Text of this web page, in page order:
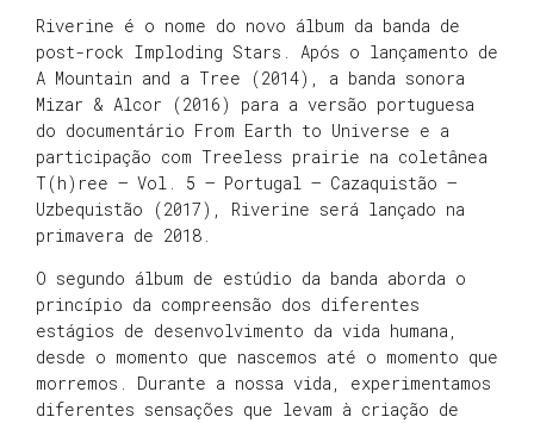
Riverine é o nome do novo álbum da banda de
post-rock Imploding Stars. Após o lançamento de
A Mountain and a Tree (2014), a banda sonora
Mizar & Alcor (2016) para a versão portuguesa
do documentário From Earth to Universe e a
participação com Treeless prairie na coletânea
T(h)ree – Vol. 5 – Portugal – Cazaquistão –
Uzbequistão (2017), Riverine será lançado na
primavera de 2018.
O segundo álbum de estúdio da banda aborda o
princípio da compreensão dos diferentes
estágios de desenvolvimento da vida humana,
desde o momento que nascemos até o momento que
morremos. Durante a nossa vida, experimentamos
diferentes sensações que levam à criação de